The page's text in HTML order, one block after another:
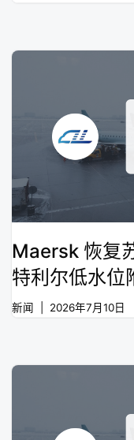
Maersk 恢复
特利尔低水位
新闻 2026年7月10日